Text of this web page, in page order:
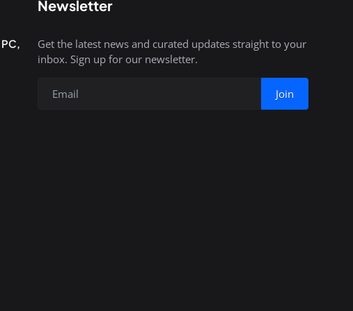
Newsletter
Get the latest news and curated updates straight to your
inbox. Sign up for our newsletter.
Join